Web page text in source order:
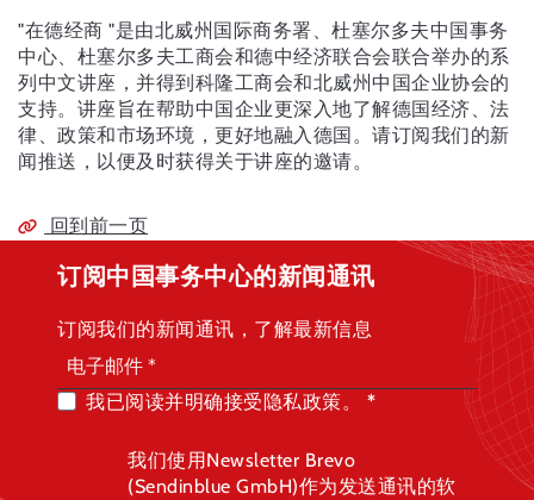
"在德经商 "是由北威州国际商务署、杜塞尔多夫中国事务
中心、杜塞尔多夫工商会和德中经济联合会联合举办的系
列中文讲座，并得到科隆工商会和北威州中国企业协会的
支持。讲座旨在帮助中国企业更深入地了解德国经济、法
律、政策和市场环境，更好地融入德国。请订阅我们的新
闻推送，以便及时获得关于讲座的邀请。
回到前一页
订阅中国事务中心的新闻通讯
订阅我们的新闻通讯，了解最新信息
我已阅读并明确接受隐私政策。
我们使用Newsletter Brevo
(Sendinblue GmbH)作为发送通讯的软